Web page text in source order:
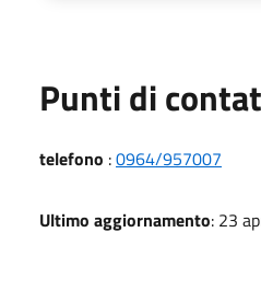
Punti di
telefono :0964/957007
Ultimo aggiornamento: 23